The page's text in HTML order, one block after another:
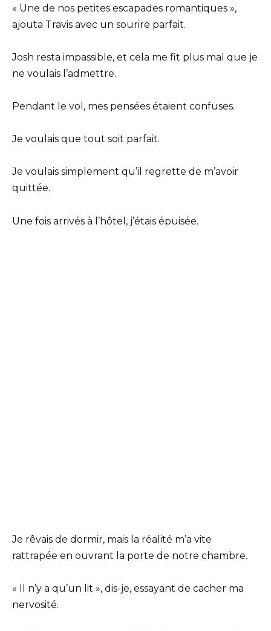
« Une de nos petites escapades romantiques »,
ajouta Travis avec un sourire parfait.
Josh resta impassible, et cela me fit plus mal que je
ne voulais l’admettre.
Pendant le vol, mes pensées étaient confuses.
Je voulais que tout soit parfait.
Je voulais simplement qu’il regrette de m’avoir
quittée.
Une fois arrivés à l’hôtel, j’étais épuisée.
Je rêvais de dormir, mais la réalité m’a vite
rattrapée en ouvrant la porte de notre chambre.
« Il n’y a qu’un lit », dis-je, essayant de cacher ma
nervosité.